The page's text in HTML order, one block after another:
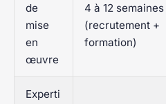
de
mise
en
œuvre
4 à 12 semaines
(recrutement +
formation)
Experti